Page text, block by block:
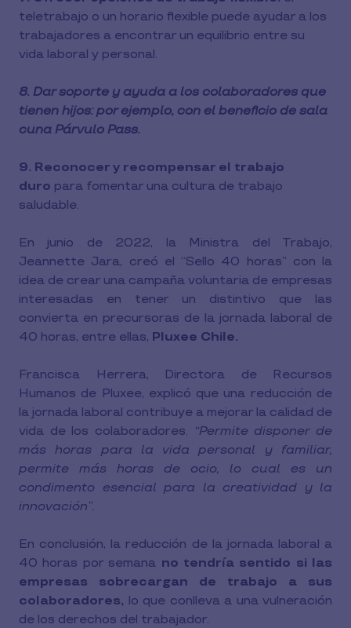
teletrabajo o un horario flexible puede ayudar a los
trabajadores a encontrar un equilibrio entre su
vida laboral y personal.
8. Dar soporte y ayuda a los colaboradores que
tienen hijos: por ejemplo, con el beneficio de sala
cuna Párvulo Pass.
9. Reconocer y recompensar el trabajo
duro para fomentar una cultura de trabajo
saludable.
En junio de 2022, la Ministra del Trabajo,
Jeannette Jara, creó el “Sello 40 horas” con la
idea de crear una campaña voluntaria de empresas
interesadas en tener un distintivo que las
convierta en precursoras de la jornada laboral de
40 horas, entre ellas, Pluxee Chile.
Francisca Herrera, Directora de Recursos
Humanos de Pluxee, explicó que una reducción de
la jornada laboral contribuye a mejorar la calidad de
vida de los colaboradores. “Permite disponer de
más horas para la vida personal y familiar,
permite más horas de ocio, lo cual es un
condimento esencial para la creatividad y la
innovación”.
En conclusión, la reducción de la jornada laboral a
40 horas por semana no tendría sentido si las
empresas sobrecargan de trabajo a sus
colaboradores, lo que conlleva a una vulneración
de los derechos del trabajador.